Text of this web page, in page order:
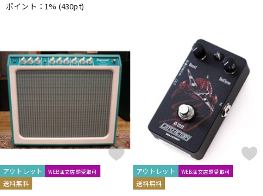
ポイント：1% (430pt)
アウトレット WEB注文店頭受取可
送料無料
アウトレット WEB注文店頭受取可
送料無料